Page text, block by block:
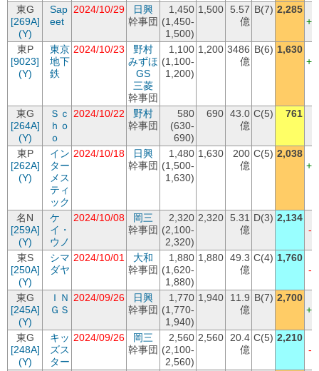
東G
[269A]
(Y)
Sap
eet
2024/10/29
日興
幹事団
1,450
(1,450-
1,500)
1,500 5.57
億
B(7) 2,285
東P
[9023]
(Y)
東京
地下
鉄
2024/10/23
野村
みずほ
GS
三菱
幹事団
1,100
(1,100-
1,200)
1,200 3486
億
B(6) 1,630
東G
[264A]
(Y)
Ｓｃ
ｈｏ
ｏ
2024/10/22
野村
幹事団
580
(630-
690)
690 43.0
億
C(5) 761
東P
[262A]
(Y)
イン
ター
メス
ティ
ック
2024/10/18
日興
幹事団
1,480
(1,500-
1,630)
1,630
200
億
C(5) 2,038
名N
[259A]
(Y)
ケ
イ・
ウノ
2024/10/08
岡三
幹事団
2,320
(2,100-
2,320)
2,320 5.31
億
D(3) 2,134
-
東S
[250A]
(Y)
シマ
ダヤ
2024/10/01
大和
幹事団
1,880
(1,620-
1,880)
1,880 49.3
億
C(4) 1,760
-
東G
[245A]
(Y)
ＩＮ
ＧＳ
2024/09/26
日興
幹事団
1,770
(1,770-
1,940)
1,940
11.9
億
B(7) 2,700
東G
[248A]
(Y)
キッ
ズス
ター
2024/09/26
岡三
幹事団
2,560
(2,100-
2,560)
2,560
20.4
億
C(5) 2,210
-